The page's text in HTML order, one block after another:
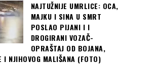
NAJTUŽNIJE UMRLICE: OCA,
MAJKU I SINA U SMRT
POSLAO PIJANI I I
DROGIRANI VOZAČ-
OPRAŠTAJ OD BOJANA,
I NJIHOVOG MALIŠANA (FOTO)